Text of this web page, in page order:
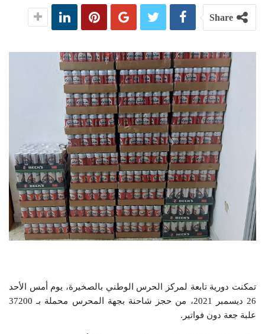
Share
تمكنت دورية تابعة لمركز الحرس الوطني بالصخيرة، يوم أمس الأحد
26 ديسمبر 2021، من حجز شاحنة بجهة المحرس محملة بـ 37200
علبة جعة دون فواتير.